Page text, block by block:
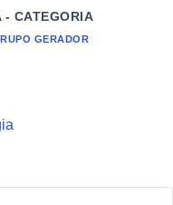
- CATEGORIA
GERADOR